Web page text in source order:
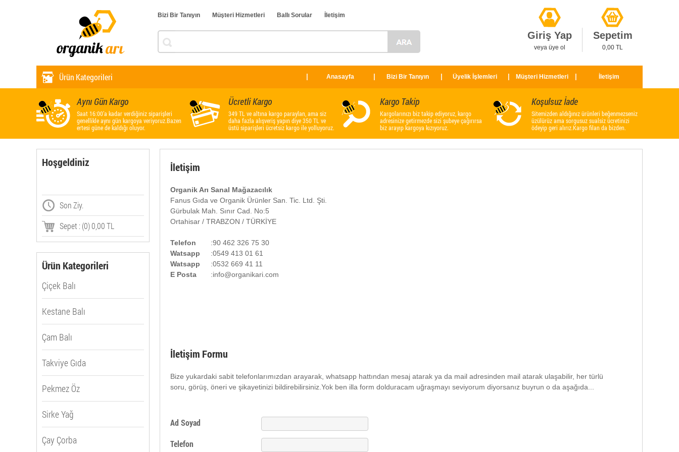
Bizi Bir Tanıyın Müşteri Hizmetleri Ballı Sorular İletişim
Giriş Yap
veya üye ol
Sepetim
0,00 TL
Ürün Kategorileri Anasayfa Bizi Bir Tanıyın Üyelik İşlemleri Müşteri Hizmetleri İletişim
Aynı Gün Kargo
Saat 16:00’a kadar verdiğiniz siparişleri
genellikle aynı gün kargoya veriyoruz.Bazen
ertesi güne de kaldığı oluyor.
Ücretli Kargo
349 TL ve altına kargo paraylan, ama siz
daha fazla alışveriş yapın diye 350 TL ve
üstü siparişleri ücretsiz kargo ile yolluyoruz.
Kargo Takip
Kargolarınızı biz takip ediyoruz, kargo
adresinize getirmezde sizi şubeye çağırırsa
biz arayıp kargoya kızıyoruz.
Koşulsuz İade
Sitemizden aldığınız ürünleri beğenmezseniz
üzülürüz ama sorgusuz sualsiz ücretinizi
ödeyip geri alırız.Kargo filan da bizden.
Hoşgeldiniz
Son Ziy.
Sepet : (0) 0,00 TL
Ürün Kategorileri
Çiçek Balı
Kestane Balı
Çam Balı
Takviye Gıda
Pekmez Öz
Sirke Yağ
Çay Çorba
İletişim
Organik Arı Sanal Mağazacılık
Fanus Gıda ve Organik Ürünler San. Tic. Ltd. Şti.
Gürbulak Mah. Sınır Cad. No:5
Ortahisar / TRABZON / TÜRKİYE
Telefon :90 462 326 75 30
Watsapp
:0549 413 01 61
Watsapp
:0532 669 41 11
E Posta
:info@organikari.com
İletişim Formu
Bize yukardaki sabit telefonlarımızdan arayarak, whatsapp hattından mesaj atarak ya da mail adresinden mail atarak ulaşabilir, her türlü
soru, görüş, öneri ve şikayetinizi bildirebilirsiniz.Yok ben illa form dolduracam uğraşmayı seviyorum diyorsanız buyrun o da aşağıda...
Ad Soyad
Telefon